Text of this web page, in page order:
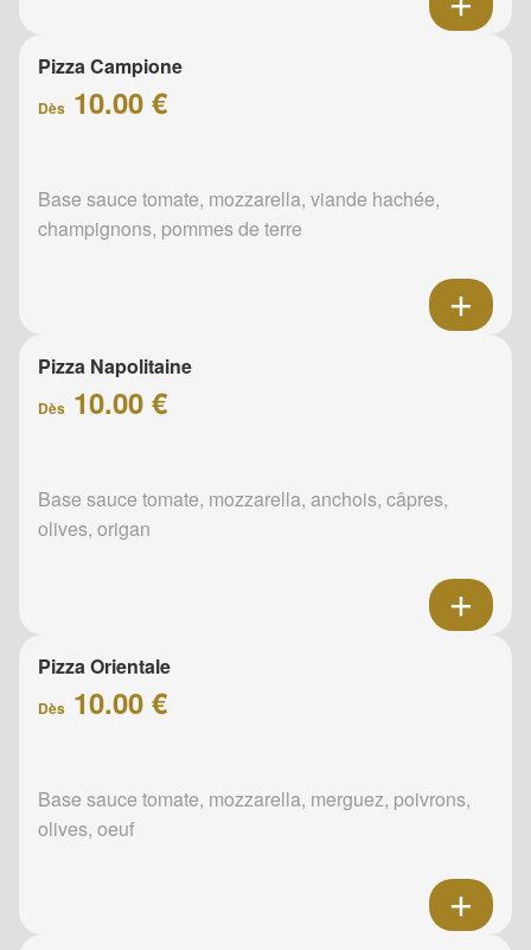
Pizza Campione
Dès 10.00 €
Base sauce tomate, mozzarella, viande hachée,
champignons, pommes de terre
Pizza Napolitaine
Dès 10.00 €
Base sauce tomate, mozzarella, anchois, câpres,
olives, origan
Pizza Orientale
Dès 10.00 €
Base sauce tomate, mozzarella, merguez, poivrons,
olives, oeuf